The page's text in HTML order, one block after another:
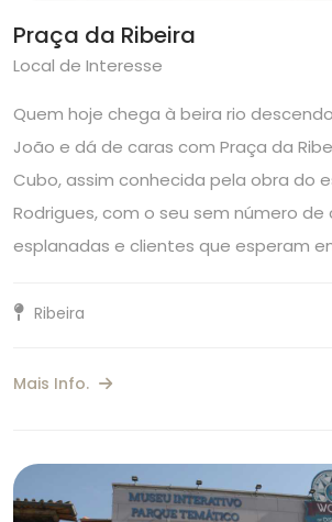
Praça da Ribeira
Local de Interesse
Quem hoje chega à beira rio
João e dá de caras com Praça da
Cubo, assim conhecida pela obra do
Rodrigues, com o seu sem número de
esplanadas e clientes que esperam
Ribeira
Mais Info.